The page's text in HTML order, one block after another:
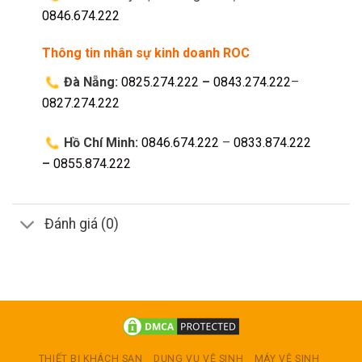
0846.674.222
Thông tin nhân sự kinh doanh ROC
Đà Nẵng: 0825.274.222 – 0843.274.222–
0827.274.222
Hồ Chí Minh: 0846.674.222 – 0833.874.222
– 0855.874.222
Đánh giá (0)
THIẾT BỊ KHÁCH SẠN DỤNG VỤ VỆ SINH MÁY VỆ SINH